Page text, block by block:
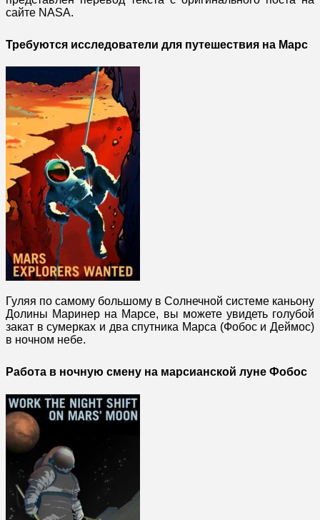
сайте NASA.
Требуются исследователи для путешествия на Марс
Гуляя по самому большому в Солнечной системе каньону
Долины Маринер на Марсе, вы можете увидеть голубой
закат в сумерках и два спутника Марса (Фобос и Деймос)
в ночном небе.
Работа в ночную смену на марсианской луне Фобос